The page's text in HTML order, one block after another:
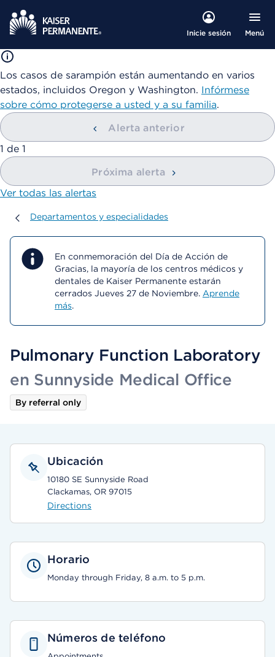
Inicie sesión Menú
Los casos de sarampión están aumentando en varios
estados, incluidos Oregon y Washington. Infórmese
sobre cómo protegerse a usted y a su familia.
Alerta anterior
mostrando
1 de 1
Próxima alerta
Ver todas las alertas
Departamentos y especialidades
Departamentos y especialidades
En conmemoración del Día de Acción de
Gracias, la mayoría de los centros médicos y
dentales de Kaiser Permanente estarán
cerrados Jueves 27 de Noviembre. Aprende
más.
Pulmonary Function Laboratory
en Sunnyside Medical Office
By referral only
Ubicación
10180 SE Sunnyside Road
Clackamas, OR 97015
Directions
Horario
Monday through Friday, 8 a.m. to 5 p.m.
Números de teléfono